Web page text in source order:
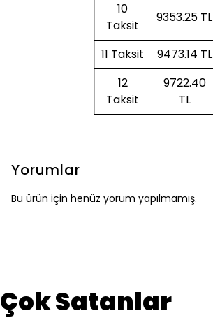
10
Taksit
9353.25 TL
11 Taksit
9473.14 TL
12
Taksit
9722.40
TL
Yorumlar
Bu ürün için henüz yorum yapılmamış.
Çok Satanlar